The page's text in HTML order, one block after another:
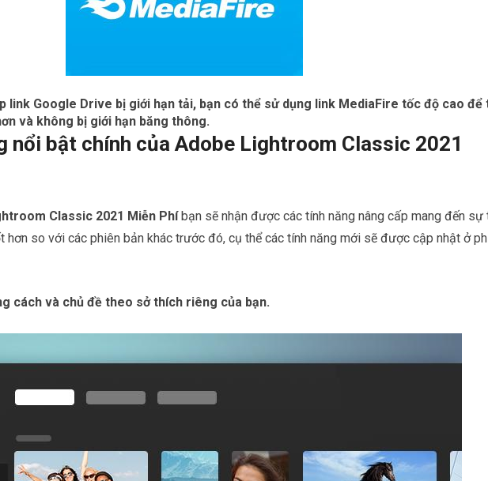
link Google Drive bị giới hạn tải, bạn có thể sử dụng link MediaFire tốc độ cao để
và không bị giới hạn băng thông.
nổi bật chính của Adobe Lightroom Classic 2021
Classic 2021 Miễn Phíbạn sẽ nhận được các tính năng nâng cấp mang đến sự
hơn so với các phiên bản khác trước đó, cụ thể các tính năng mới sẽ được cập nhật ở
cách và chủ đề theo sở thích riêng của bạn.